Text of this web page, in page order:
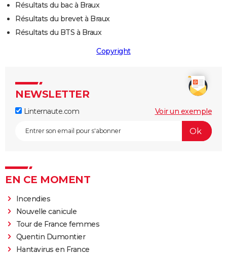
Résultats du bac à Braux
Résultats du brevet à Braux
Résultats du BTS à Braux
Copyright
NEWSLETTER
Linternaute.com Voir un exemple
EN CE MOMENT
Incendies
Nouvelle canicule
Tour de France femmes
Quentin Dumontier
Hantavirus en France